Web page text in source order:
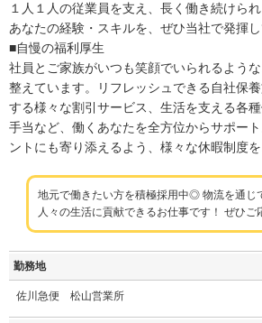
１人１人の従業員を支え、長く働き続けられ
あなたの経験・スキルを、ぜひ当社で発揮
■自慢の福利厚生
社員とご家族がいつも笑顔でいられるよう
整えています。リフレッシュできる自社保
する様々な割引サービス、生活を支える各
手当など、働くあなたを全方位からサポー
ントにも寄り添えるよう、様々な休暇制度を
地元で働きたい方を積極採用中◎ 物流を通じ
人々の生活に貢献できるお仕事です！ ぜひご
勤務地
佐川急便 松山営業所